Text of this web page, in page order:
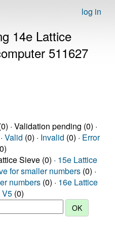
log in
14e Lattice
511627
· Validation pending (0) ·
Valid (0) · Invalid (0) · Error
Sieve (0) · 15e Lattice
for smaller numbers (0) ·
numbers (0) · 16e Lattice
V5 (0)